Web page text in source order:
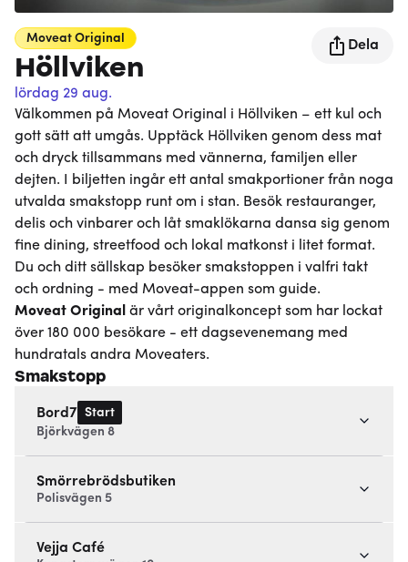
Moveat Original
Höllviken
lördag 29 aug.
Dela
Välkommen på Moveat Original i Höllviken – ett kul och
gott sätt att umgås. Upptäck Höllviken genom dess mat
och dryck tillsammans med vännerna, familjen eller
dejten. I biljetten ingår ett antal smakportioner från noga
utvalda smakstopp runt om i stan. Besök restauranger,
delis och vinbarer och låt smaklökarna dansa sig genom
fine dining, streetfood och lokal matkonst i litet format.
Du och ditt sällskap besöker smakstoppen i valfri takt
och ordning - med Moveat-appen som guide.
Moveat Original är vårt originalkoncept som har lockat
över 180 000 besökare - ett dagsevenemang med
hundratals andra Moveaters.
Smakstopp
Bord7 Start
Björkvägen 8
Smörrebrödsbutiken
Polisvägen 5
Vejja Café